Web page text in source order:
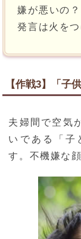
嫌が悪いの
発言は火を
【作戦3】「子
夫婦間で空気
いである「子
す。不機嫌な